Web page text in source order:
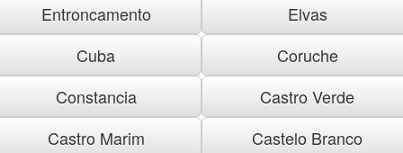
Entroncamento
Elvas
Cuba
Coruche
Constancia
Castro Verde
Castro Marim
Castelo Branco